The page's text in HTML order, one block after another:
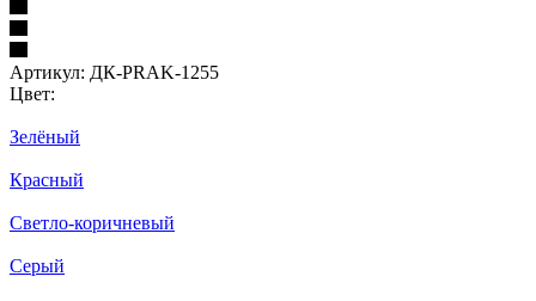
Артикул: ДК-PRAK-1255
Цвет:
Зелёный
Красный
Светло-коричневый
Серый